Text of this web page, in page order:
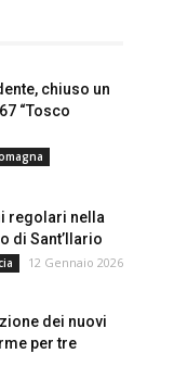
chiuso un
“Tosco
regolari nella
di Sant’Ilario
12 Gennaio 2026
dei nuovi
per tre